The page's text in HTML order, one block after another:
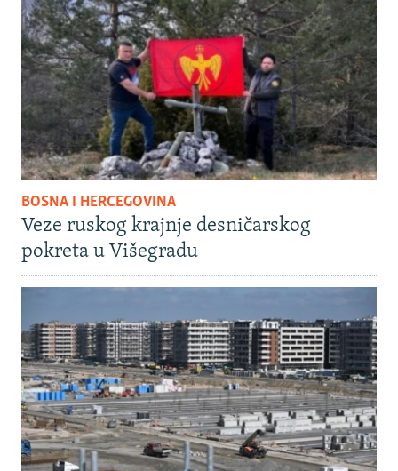
BOSNA I HERCEGOVINA
Veze ruskog krajnje desničarskog
pokreta u Višegradu